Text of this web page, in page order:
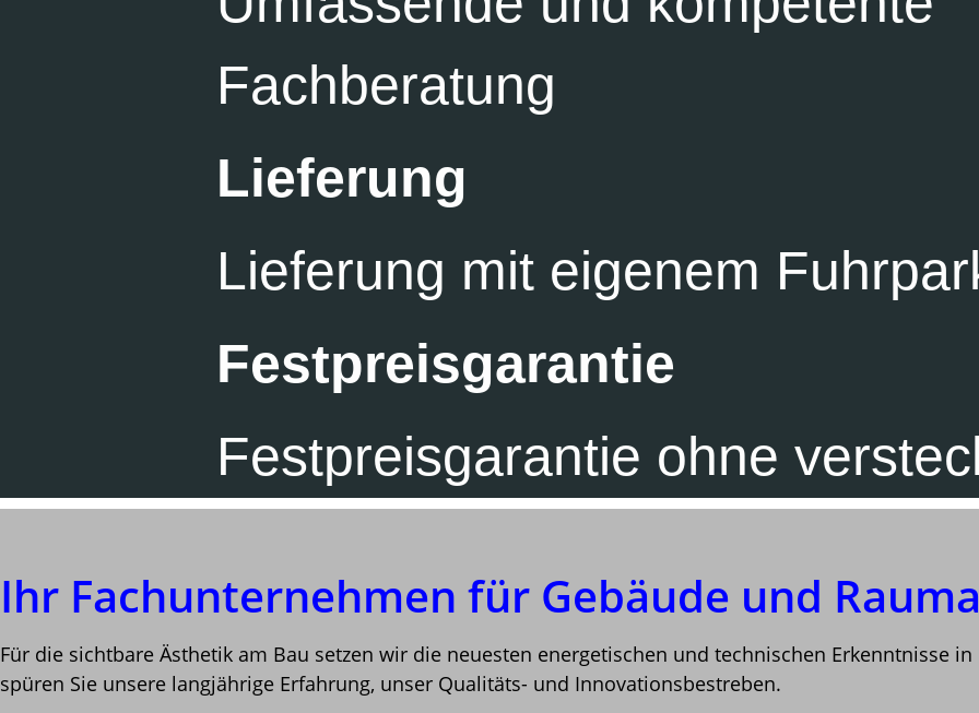
Fachberatung
Lieferung
Lieferung mit eigenem
Festpreisgarantie
Festpreisgarantie ohne
Ihr Fachunternehmen für Gebäude und
Für die sichtbare Ästhetik am Bau setzen wir die neuesten energetischen und technischen Erkenntnisse
spüren Sie unsere langjährige Erfahrung, unser Qualitäts- und Innovationsbestreben.